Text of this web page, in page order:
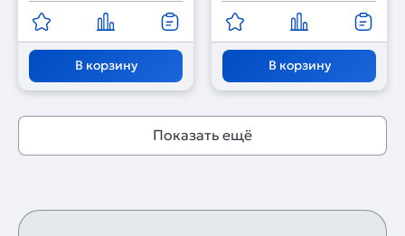
В корзину В корзину
Показать ещё